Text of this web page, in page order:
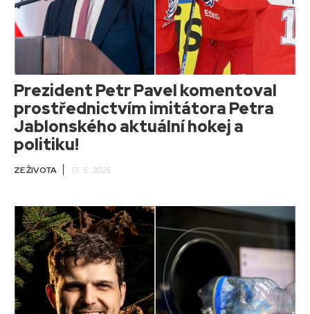
Prezident Petr Pavel komentoval
prostřednictvím imitátora Petra
Jablonského aktuální hokej a
politiku!
ZE ŽIVOTA 13. 5. 2025